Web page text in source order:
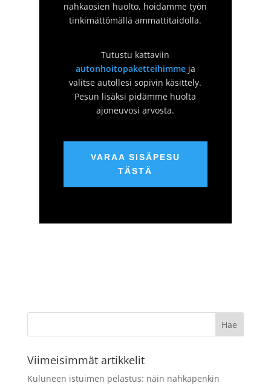
nahkaosien huolto, hoidamme työn
tinkimättömällä ammattitaidolla.
Tutustu kattaviin
autonhoitopaketteihimmeja
valitse autollesi sopivin käsittely.
Pesun lisäksi pidämme huolta
ajoneuvosi arvosta.
VARAA SISÄPESU
TÄSTÄ
Viimeisimmät artikkelit
Kuluneen istuimen pelastus: näin nahkapenkin